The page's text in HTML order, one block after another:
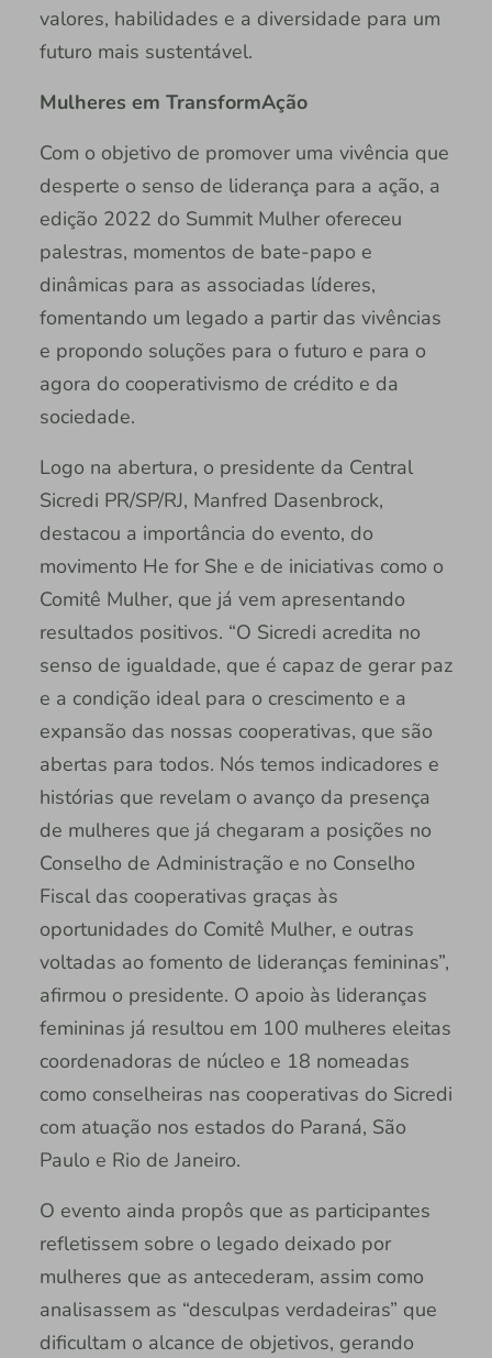
valores, habilidades e a diversidade para um
futuro mais sustentável.
Mulheres em TransformAção
Com o objetivo de promover uma vivência que
desperte o senso de liderança para a ação, a
edição 2022 do Summit Mulher ofereceu
palestras, momentos de bate-papo e
dinâmicas para as associadas líderes,
fomentando um legado a partir das vivências
e propondo soluções para o futuro e para o
agora do cooperativismo de crédito e da
sociedade.
Logo na abertura, o presidente da Central
Sicredi PR/SP/RJ, Manfred Dasenbrock,
destacou a importância do evento, do
movimento He for She e de iniciativas como o
Comitê Mulher, que já vem apresentando
resultados positivos. “O Sicredi acredita no
senso de igualdade, que é capaz de gerar paz
e a condição ideal para o crescimento e a
expansão das nossas cooperativas, que são
abertas para todos. Nós temos indicadores e
histórias que revelam o avanço da presença
de mulheres que já chegaram a posições no
Conselho de Administração e no Conselho
Fiscal das cooperativas graças às
oportunidades do Comitê Mulher, e outras
voltadas ao fomento de lideranças femininas”,
afirmou o presidente. O apoio às lideranças
femininas já resultou em 100 mulheres eleitas
coordenadoras de núcleo e 18 nomeadas
como conselheiras nas cooperativas do Sicredi
com atuação nos estados do Paraná, São
Paulo e Rio de Janeiro.
O evento ainda propôs que as participantes
refletissem sobre o legado deixado por
mulheres que as antecederam, assim como
analisassem as “desculpas verdadeiras” que
dificultam o alcance de objetivos, gerando